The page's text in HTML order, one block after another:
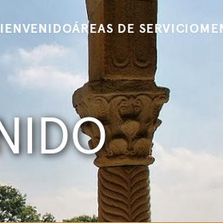
ÁREAS DE SERVICIO